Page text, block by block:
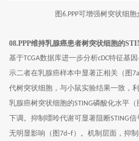
图6.PPP可增强树突状细胞
08.PPP维持乳腺癌患者树突状细胞的
基于TCGA数据库进一步分析cDC特征基
示二者在乳腺癌样本中显著正相关（图7a
代树突状细胞，与小鼠实验结果一致，
乳腺癌树突状细胞的STING磷酸化水平（
下调。抑制嘌呤代谢可显著阻断STING信
无明显影响（图7d–f）。机制层面，抑制